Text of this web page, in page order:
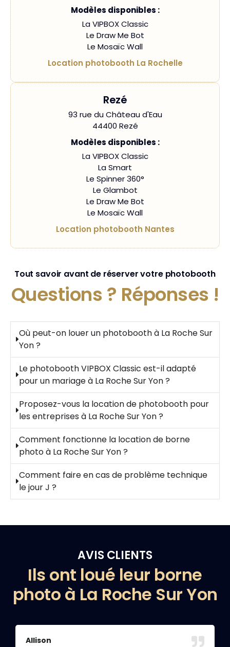
Modèles disponibles :
La VIPBOX Classic
Le Draw Me Bot
Le Mosaïc Wall
Location photobooth La Rochelle
Rezé
93 rue du Château d'Eau
44400 Rezé
Modèles disponibles :
La VIPBOX Classic
La Smart
Le Spinner 360°
Le Glambot
Le Draw Me Bot
Le Mosaïc Wall
Location photobooth Nantes
Tout savoir avant de réserver votre photobooth
Questions ? Réponses !
Où peut-on louer un photobooth à La Roche Sur
Yon ?
Le photobooth VIPBOX Classic est-il adapté
pour un mariage à La Roche Sur Yon ?
Proposez-vous la location de photobooth pour
les entreprises à La Roche Sur Yon ?
Comment fonctionne la location de borne
photo à La Roche Sur Yon ?
Comment faire en cas de problème technique
le jour J ?
AVIS CLIENTS
Ils ont loué leur borne
photo à La Roche Sur Yon
Allison